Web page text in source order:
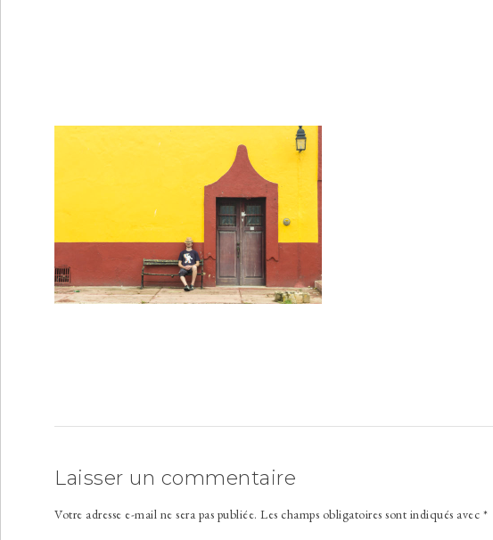
Laisser un commentaire
Votre adresse e-mail ne sera pas publiée. Les champs obligatoires sont indiqués avec *